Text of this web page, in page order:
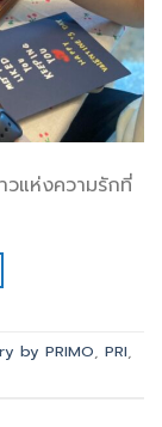
วแห่งความรักที่
by PRIMO, PRI,